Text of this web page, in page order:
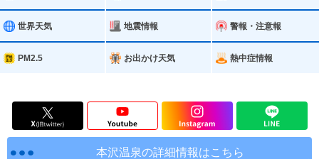
世界天気 地震情報 警報・注意報
PM2.5 お出かけ天気 熱中症情報
本沢温泉の詳細情報はこちら